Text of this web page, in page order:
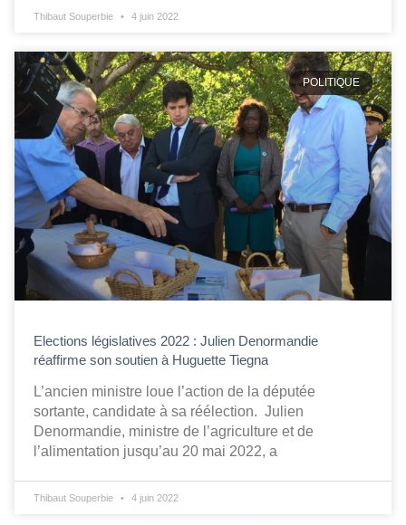
Thibaut Souperbie 4 juin 2022
POLITIQUE
Elections législatives 2022 : Julien Denormandie
réaffirme son soutien à Huguette Tiegna
L’ancien ministre loue l’action de la députée
sortante, candidate à sa réélection. Julien
Denormandie, ministre de l’agriculture et de
l’alimentation jusqu’au 20 mai 2022, a
Thibaut Souperbie 4 juin 2022